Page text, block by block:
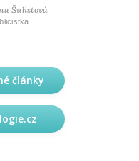
Šulistová
články